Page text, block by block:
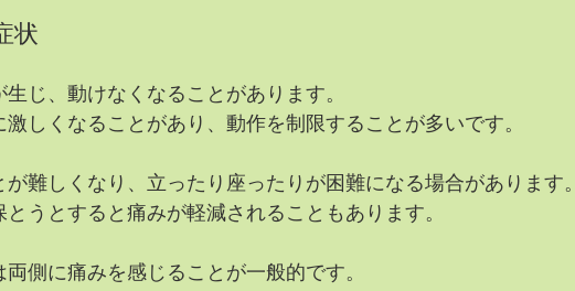
状
じ、動けなくなることがあります。
しくなることがあり、動作を制限することが多いです。
が難しくなり、立ったり座ったりが困難になる場合があります。
うとすると痛みが軽減されることもあります。
側に痛みを感じることが一般的です。